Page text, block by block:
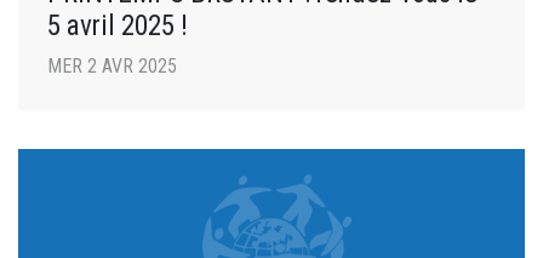
5 avril 2025 !
MER 2 AVR 2025